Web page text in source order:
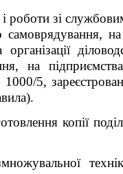
роботи зі
на
5,
копії